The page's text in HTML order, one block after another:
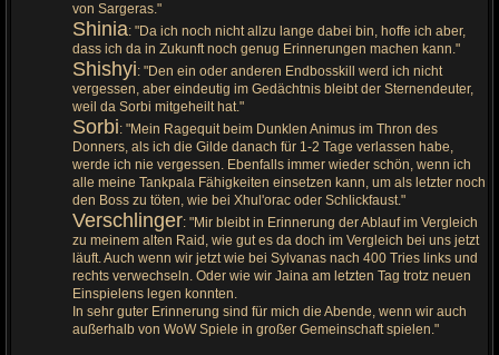
von Sargeras."
Shinia: "Da ich noch nicht allzu lange dabei bin, hoffe ich aber,
dass ich da in Zukunft noch genug Erinnerungen machen kann."
Shishyi: "Den ein oder anderen Endbosskill werd ich nicht
vergessen, aber eindeutig im Gedächtnis bleibt der Sternendeuter,
weil da Sorbi mitgeheilt hat."
Sorbi: "Mein Ragequit beim Dunklen Animus im Thron des
Donners, als ich die Gilde danach für 1-2 Tage verlassen habe,
werde ich nie vergessen. Ebenfalls immer wieder schön, wenn ich
alle meine Tankpala Fähigkeiten einsetzen kann, um als letzter noch
den Boss zu töten, wie bei Xhul'orac oder Schlickfaust."
Verschlinger: "Mir bleibt in Erinnerung der Ablauf im Vergleich
zu meinem alten Raid, wie gut es da doch im Vergleich bei uns jetzt
läuft. Auch wenn wir jetzt wie bei Sylvanas nach 400 Tries links und
rechts verwechseln. Oder wie wir Jaina am letzten Tag trotz neuen
Einspielens legen konnten.
In sehr guter Erinnerung sind für mich die Abende, wenn wir auch
außerhalb von WoW Spiele in großer Gemeinschaft spielen."